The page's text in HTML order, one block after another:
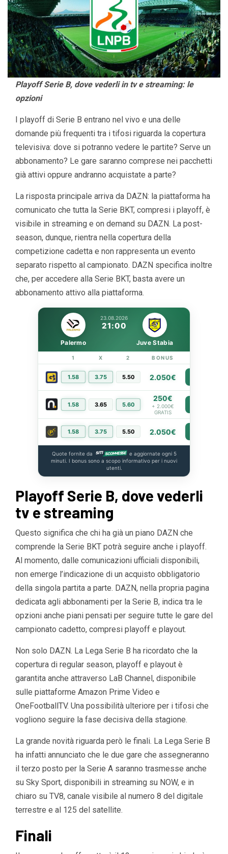
Playoff Serie B, dove vederli in tv e streaming: le
opzioni
I playoff di Serie B entrano nel vivo e una delle
domande più frequenti tra i tifosi riguarda la copertura
televisiva: dove si potranno vedere le partite? Serve un
abbonamento? Le gare saranno comprese nei pacchetti
già attivi oppure andranno acquistate a parte?
La risposta principale arriva da DAZN: la piattaforma ha
comunicato che tutta la Serie BKT, compresi i playoff, è
visibile in streaming e on demand su DAZN. La post-
season, dunque, rientra nella copertura della
competizione cadetta e non rappresenta un evento
separato rispetto al campionato. DAZN specifica inoltre
che, per accedere alla Serie BKT, basta avere un
abbonamento attivo alla piattaforma.
23.08.2026
21:00
Palermo Juve Stabia
1 X 2 BONUS
1.58 3.75 5.50 2.050€
1.58 3.65 5.60
250€
+ 2.000€
GRATIS
1.58 3.75 5.50 2.050€
Quote fornite da
e aggiornate ogni 5
minuti. I bonus sono a scopo informativo per i nuovi
utenti.
Playoff Serie B, dove vederli
tv e streaming
Questo significa che chi ha già un piano DAZN che
comprende la Serie BKT potrà seguire anche i playoff.
Al momento, dalle comunicazioni ufficiali disponibili,
non emerge l’indicazione di un acquisto obbligatorio
della singola partita a parte. DAZN, nella propria pagina
dedicata agli abbonamenti per la Serie B, indica tra le
opzioni anche piani pensati per seguire tutte le gare del
campionato cadetto, compresi playoff e playout.
Non solo DAZN. La Lega Serie B ha ricordato che la
copertura di regular season, playoff e playout è
garantita anche attraverso LaB Channel, disponibile
sulle piattaforme Amazon Prime Video e
OneFootballTV. Una possibilità ulteriore per i tifosi che
vogliono seguire la fase decisiva della stagione.
La grande novità riguarda però le finali. La Lega Serie B
ha infatti annunciato che le due gare che assegneranno
il terzo posto per la Serie A saranno trasmesse anche
su Sky Sport, disponibili in streaming su NOW, e in
chiaro su TV8, canale visibile al numero 8 del digitale
terrestre e al 125 del satellite.
Finali